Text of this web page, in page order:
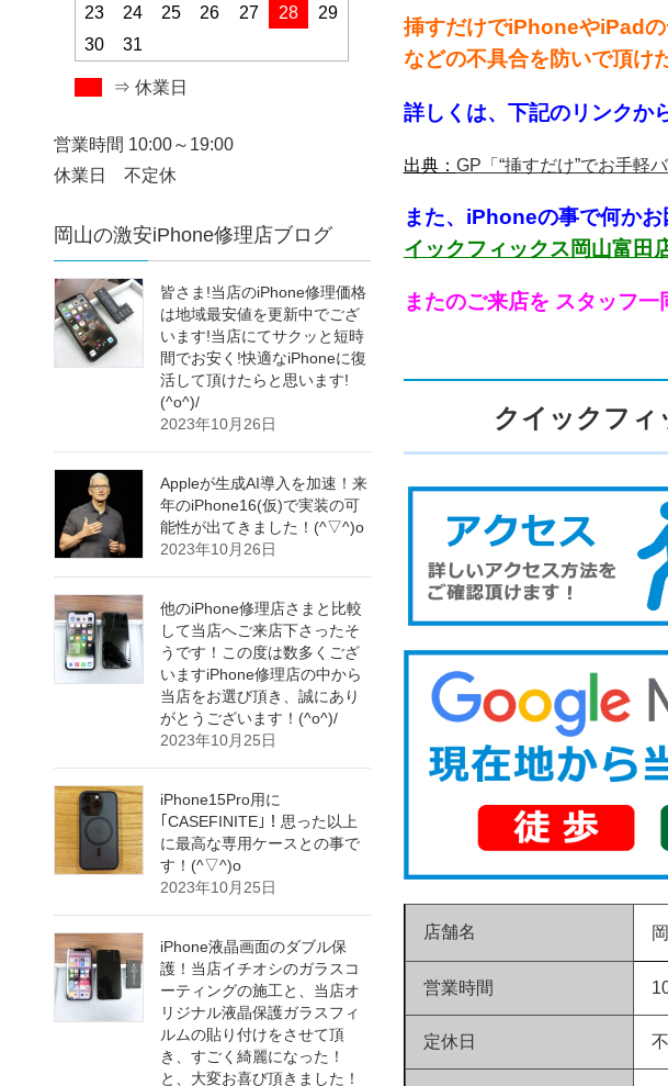
挿すだけでiPhoneやiPad
などの不具合を防いで頂け
詳しくは、下記のリンクか
出典： GP「“挿すだけ”でお手軽
また、iPhoneの事で何かお
イックフィックス岡山富田
またのご来店を スタッフ
クイックフィ
店舗名
営業時間
定休日
23
24 25 26 27 28
29
30
31
⇒ 休業日
営業時間 10:00～19:00
休業日 不定休
岡山の激安iPhone修理店ブログ
皆さま!当店のiPhone修理価格
は地域最安値を更新中でござ
います!当店にてサクッと短時
間でお安く!快適なiPhoneに復
活して頂けたらと思います!
(^o^)/
2023年10月26日
Appleが生成AI導入を加速！来
年のiPhone16(仮)で実装の可
能性が出てきました！(^▽^)o
2023年10月26日
他のiPhone修理店さまと比較
して当店へご来店下さったそ
うです！この度は数多くござ
いますiPhone修理店の中から
当店をお選び頂き、誠にあり
がとうございます！(^o^)/
2023年10月25日
iPhone15Pro用に
｢CASEFINITE｣！思った以上
に最高な専用ケースとの事で
す！(^▽^)o
2023年10月25日
iPhone液晶画面のダブル保
護！当店イチオシのガラスコ
ーティングの施工と、当店オ
リジナル液晶保護ガラスフィ
ルムの貼り付けをさせて頂
き、すごく綺麗になった！
と、大変お喜び頂きました！